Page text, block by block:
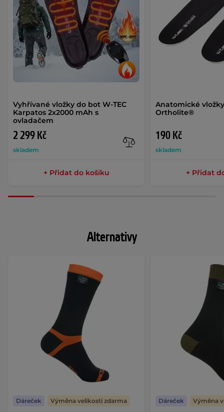
Vyhřívané vložky do bot W-TEC
Karpatos 2x2000 mAh s
ovladačem
2 299 Kč
skladem
+ Přidat do košíku
Anatomické
Ortholite®
190 Kč
skladem
+ Přidat
Alternativy
Dáreček Výměna velikosti zdarma Dáreček Výměna